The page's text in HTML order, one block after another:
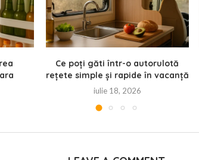
Ce poți găti într-o autorulotă
rețete simple și rapide în vacanță
iulie 18, 2026